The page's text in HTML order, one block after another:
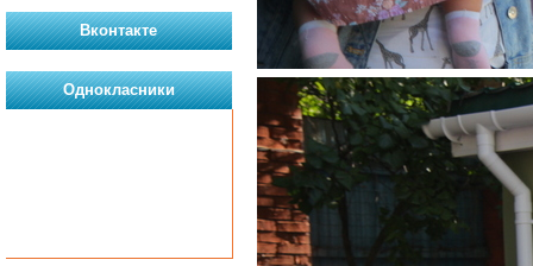
Вконтакте
Однокласники